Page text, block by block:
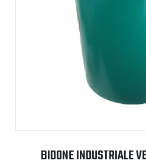
BIDONE INDUSTRIALE